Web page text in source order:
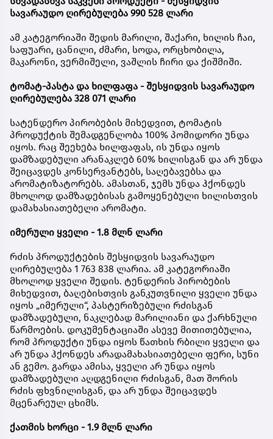
სავარაუდო ღირებულება 990 528 ლარი
ამ კატეგორიაში შედის მარილი, შაქარი, ხილის ჩაი,
საფუარი, ცანილი, ძმარი, სოდა, ორცხობილა,
მაკარონი, ვერმიშელი, ვაშლის ჩირი და ქიშმიში.
ტომატ-პასტა და ხილფაფა - შესყიდვის სავარაუდო
ღირებულება 328 071 ლარი
სატენდერო პირობების მიხედვით, ტომატის
პროდუქტის შემადგენლობა 100% პომიდორი უნდა
იყოს. რაც შეეხება ხილფაფას, ის უნდა იყოს
დამზადებული არანაკლებ 60% ხილისგან და არ უნდა
შეიცავდეს კონსერვანტებს, საღებავებსა და
არომატიზატორებს. ამასთან, ჯემს უნდა ჰქონდეს
მხოლოდ დამზადებისას გამოყენებული ხილისთვის
დამახასიათებელი არომატი.
იმერული ყველი - 1.8 მლნ ლარი
რძის პროდუქტების შესყიდვის სავარაუდო
ღირებულება 1 763 838 ლარია. ამ კატეგორიაში
მხოლოდ ყველი შედის. ტენდერის პირობების
მიხედვით, ბაღებისთვის განკუთვნილი ყველი უნდა
იყოს „იმერული“, პასტერიზებული რძისგან
დამზადებული, ნაკლებად მარილიანი და ქარხნული
წარმოების. დოკუმენტაციაში ასევე მითითებულია,
რომ პროდუქტი უნდა იყოს წათხის რბილი ყველი და
არ უნდა ჰქონდეს არადამახასიათებელი ფერი, სუნი
ან გემო. გარდა ამისა, ყველი არ უნდა იყოს
დამზადებული აღდგენილი რძისგან, მათ შორის
რძის ფხვნილისგან, და არ უნდა შეიცავდეს
მცენარეულ ცხიმს.
ქათმის ხორცი - 1.9 მლნ ლარი